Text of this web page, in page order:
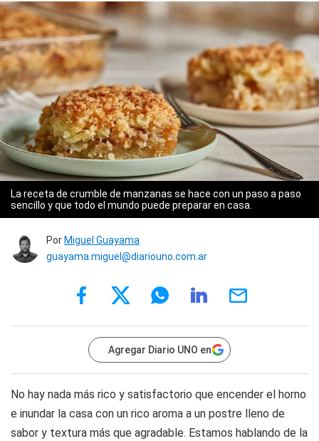
La receta de crumble de manzanas se hace con un paso a paso
sencillo y que todo el mundo puede preparar en casa.
Por Miguel Guayama
guayama.miguel@diariouno.com.ar
Agregar Diario UNO en
No hay nada más rico y satisfactorio que encender el horno
e inundar la casa con un rico aroma a un postre lleno de
sabor y textura más que agradable. Estamos hablando de la